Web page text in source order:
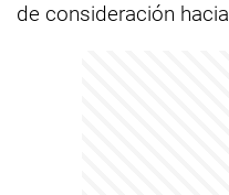
de consideración